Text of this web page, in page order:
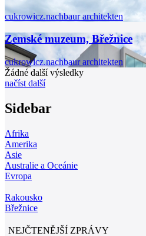
cukrowicz.nachbaur architekten
Zemské muzeum, Břežnice
cukrowicz.nachbaur architekten
Žádné další výsledky
načíst další
Sidebar
Afrika
Amerika
Asie
Australie a Oceánie
Evropa
Rakousko
Břežnice
NEJČTENĚJŠÍ ZPRÁVY